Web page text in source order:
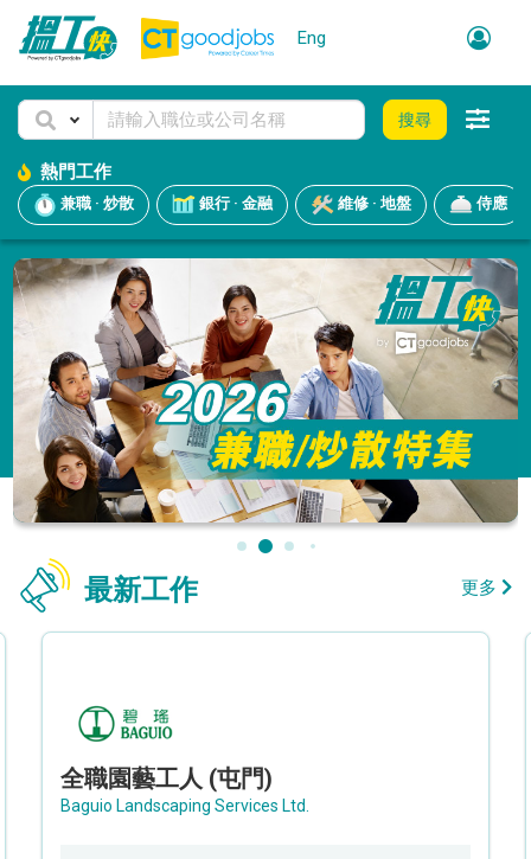
Eng
搜尋
熱門工作
兼職 · 炒散 銀行 · 金融 維修 · 地盤 侍應
最新工作 更多
全職園藝工人 (屯門)
Baguio Landscaping Services Ltd.